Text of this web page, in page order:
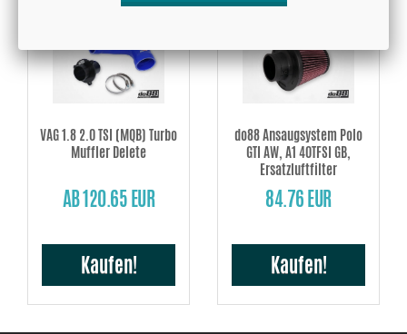
VAG 1.8 2.0 TSI (MQB) Turbo
Muffler Delete
AB 120.65 EUR
Kaufen!
do88 Ansaugsystem Polo
GTI AW, A1 40TFSI GB,
Ersatzluftfilter
84.76 EUR
Kaufen!